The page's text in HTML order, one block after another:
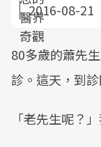
2016-08-21
80多歲的蕭先
診。這天，到
「老先生呢？